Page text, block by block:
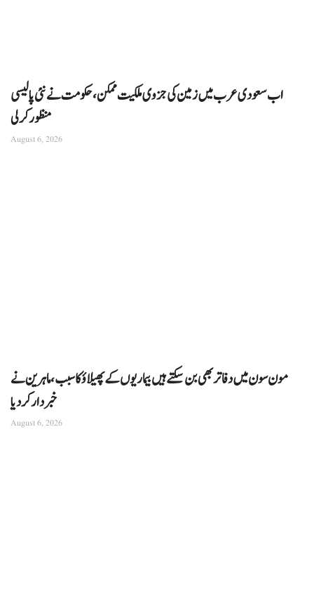
اب سعودی عرب میں زمین کی جزوی ملکیت ممکن، حکومت نے نئی پالیسی
منظور کرلی
August 6, 2026
مون سون میں دفاتر بھی بن سکتے ہیں بیماریوں کے پھیلاؤ کا سبب، ماہرین نے
خبردار کر دیا
August 6, 2026